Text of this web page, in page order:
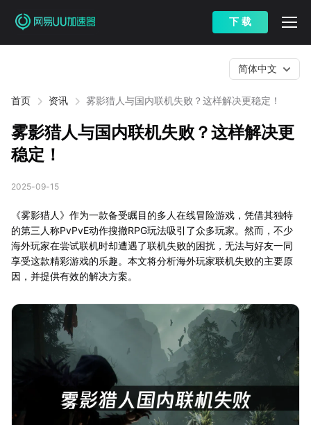
下 载
首页 资讯 雾影猎人与国内联机失败？这样解决更稳定！
简体中文
雾影猎人与国内联机失败？这样解决更
稳定！
2025-09-15
《雾影猎人》作为一款备受瞩目的多人在线冒险游戏，凭借其独特
的第三人称PvPvE动作搜撤RPG玩法吸引了众多玩家。然而，不少
海外玩家在尝试联机时却遭遇了联机失败的困扰，无法与好友一同
享受这款精彩游戏的乐趣。本文将分析海外玩家联机失败的主要原
因，并提供有效的解决方案。